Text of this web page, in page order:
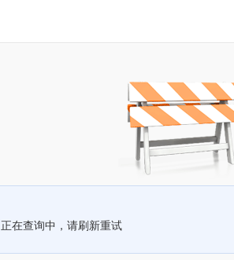
正在查询中，请刷新重试